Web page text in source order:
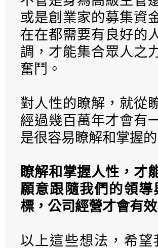
或是創業家的募集資
在在都需要有良好的
調，才能集合眾人之
奮鬥。
對人性的瞭解，就從
經過幾百萬年才會有
是很容易瞭解和掌握的
瞭解和掌握人性，才
願意跟隨我們的領
標，公司經營才會有
以上這些想法，希